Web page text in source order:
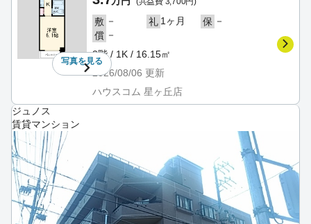
写真を見る
敷 － 礼 1ヶ月 保 －
償 －
3階 / 1K / 16.15㎡
2026/08/06 更新
ハウスコム 星ヶ丘店
ジュノス
賃貸マンション